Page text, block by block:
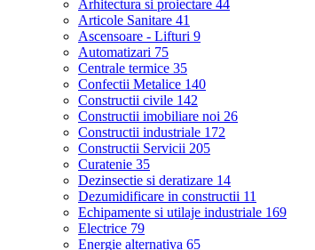
Arhitectura si proiectare 44
Articole Sanitare 41
Ascensoare - Lifturi 9
Automatizari 75
Centrale termice 35
Confectii Metalice 140
Constructii civile 142
Constructii imobiliare noi 26
Constructii industriale 172
Constructii Servicii 205
Curatenie 35
Dezinsectie si deratizare 14
Dezumidificare in constructii 11
Echipamente si utilaje industriale 169
Electrice 79
Energie alternativa 65